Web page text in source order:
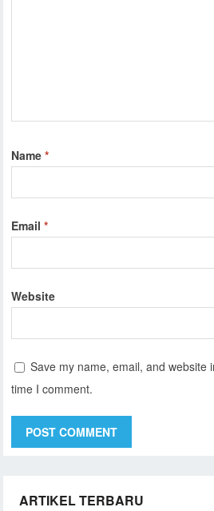
Name*
Email*
Website
Save my name, email, and website
time I comment.
ARTIKEL TERBARU